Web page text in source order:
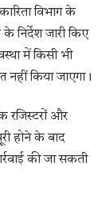
विभाग के
के निर्देश जारी किए
में किसी भी
नहीं किया जाएगा।
रजिस्टरों और
होने के बाद
की जा सकती